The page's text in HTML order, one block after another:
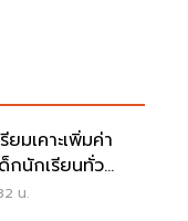
ยมเคาะเพิ่มค่า
กนักเรียนทั่ว
น.